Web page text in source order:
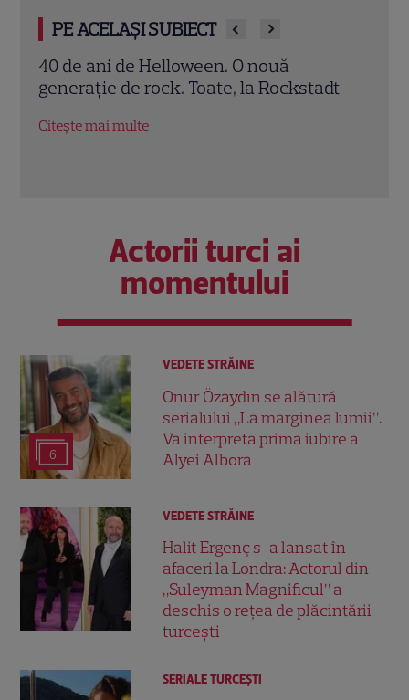
PE ACELAȘI SUBIECT
3 metode să obții un zâmbet de vedetă
Citește mai multe
Actorii turci ai
momentului
6
VEDETE STRĂINE
Onur Özaydın se alătură
serialului „La marginea lumii”.
Va interpreta prima iubire a
Alyei Albora
VEDETE STRĂINE
Halit Ergenç s-a lansat în
afaceri la Londra: Actorul din
„Suleyman Magnificul” a
deschis o rețea de plăcintării
turcești
SERIALE TURCEŞTI